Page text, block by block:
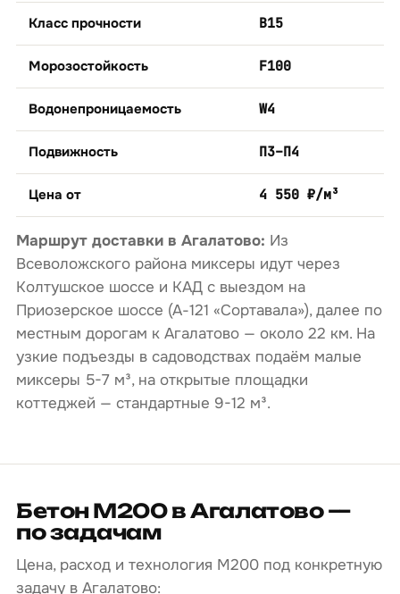
Класс прочности B15
Морозостойкость F100
Водонепроницаемость W4
Подвижность П3–П4
Цена от 4 550 ₽/м³
Маршрут доставки в Агалатово: Из
Всеволожского района миксеры идут через
Колтушское шоссе и КАД с выездом на
Приозерское шоссе (А-121 «Сортавала»), далее по
местным дорогам к Агалатово — около 22 км. На
узкие подъезды в садоводствах подаём малые
миксеры 5-7 м³, на открытые площадки
коттеджей — стандартные 9-12 м³.
Бетон М200 в Агалатово —
по задачам
Цена, расход и технология М200 под конкретную
задачу в Агалатово: